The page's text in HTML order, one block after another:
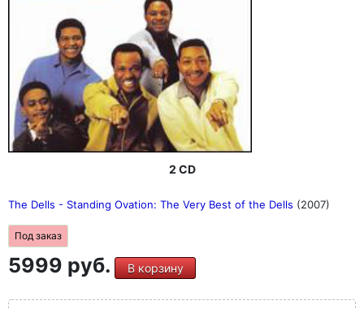
2 CD
The Dells - Standing Ovation: The Very Best of the Dells (2007)
Под заказ
5999 руб. В корзину